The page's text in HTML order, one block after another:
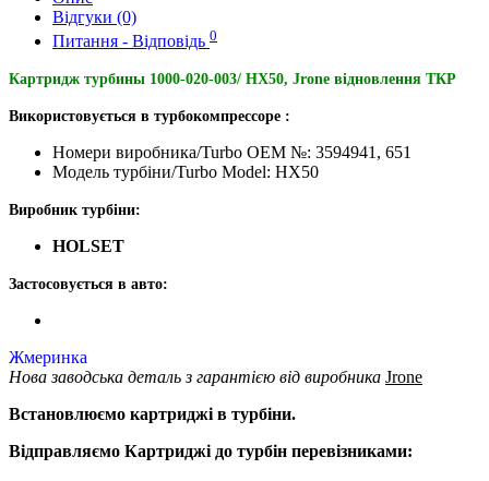
Відгуки (0)
Питання - Відповідь 0
Картридж турбины 1000-020-003/ HX50, Jrone відновлення ТКР
Використовується в турбокомпрессоре :
Номери виробника/Turbo OEM №: 3594941, 651
Модель турбіни/Turbo Model: HX50
Виробник турбіни:
HOLSET
Застосовується в авто:
Жмеринка
Нова заводська деталь з гарантією від виробника Jrone
Встановлюємо картриджі в турбіни.
Відправляємо Картриджі до турбін перевізниками: